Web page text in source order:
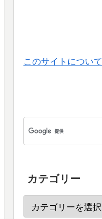
このサイトについて
カテゴリー